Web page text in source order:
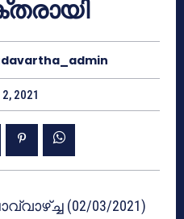
2021
(02/03/2021)